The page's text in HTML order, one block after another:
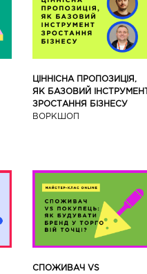
ЦІННІСНА ПРОПОЗИЦІЯ,
ЯК БАЗОВИЙ ІНСТРУМЕНТ
ЗРОСТАННЯ БІЗНЕСУ
ВОРКШОП
СПОЖИВАЧ VS